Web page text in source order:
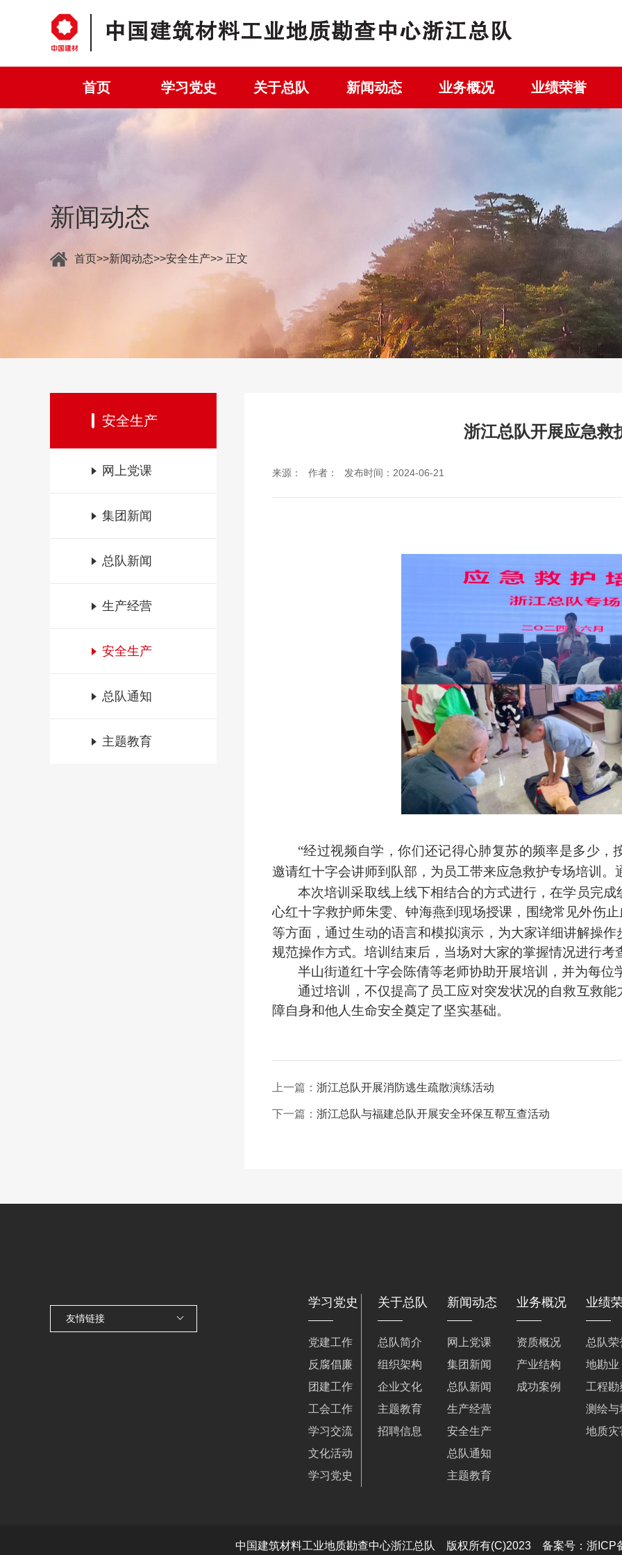
首页 学习党史 关于总队 新闻动态 业务概况 业绩荣誉
新闻动态
首页>>新闻动态>>安全生产>> 正文
安全生产
网上党课
集团新闻
总队新闻
生产经营
安全生产
总队通知
主题教育
浙江总队开展应急救
来源： 作者： 发布时间：2024-06-21
“经过视频自学，你们还记得心肺复苏的频率是多少，
邀请红十字会讲师到队部，为员工带来应急救护专场培训。
本次培训采取线上线下相结合的方式进行，在学员完成
心红十字救护师朱雯、钟海燕到现场授课，围绕常见外伤
等方面，通过生动的语言和模拟演示 ， 为大家详细讲解操作
规范操作方式。培训结束后，当场对大家的掌握情况进行考
半山街道红十字会陈倩等老师协助开展培训，并为每位
通过培训 ， 不仅提高了员工应对突发状况的自救互救
障自身和他人生命安全奠定了坚实基础。
上一篇： 浙江总队开展消防逃生疏散演练活动
下一篇： 浙江总队与福建总队开展安全环保互帮互查活动
友情链接
学习党史
党建工作
反腐倡廉
团建工作
工会工作
学习交流
文化活动
学习党史
关于总队
总队简介
组织架构
企业文化
主题教育
招聘信息
新闻动态
网上党课
集团新闻
总队新闻
生产经营
安全生产
总队通知
主题教育
业务概况
资质概况
产业结构
成功案例
业绩
总队荣
地勘业
工程勘
测绘与
地质灾
中国建筑材料工业地质勘查中心浙江总队 版权所有(C)2023 备案号：浙ICP